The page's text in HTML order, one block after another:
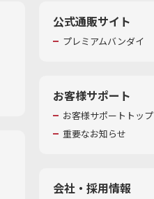
公式通販サイト
プレミアムバンダイ
お客様サポート
お客様サポートトップ
重要なお知らせ
会社・採用情報